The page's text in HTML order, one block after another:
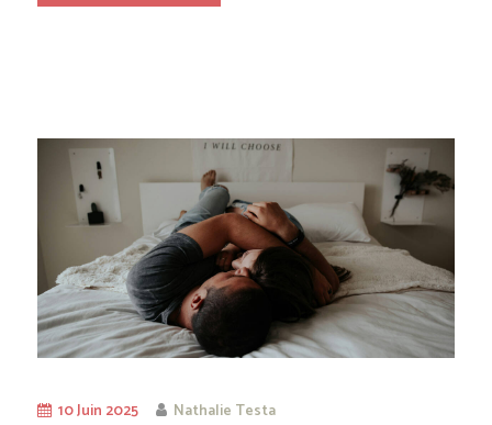
10 Juin 2025 Nathalie Testa